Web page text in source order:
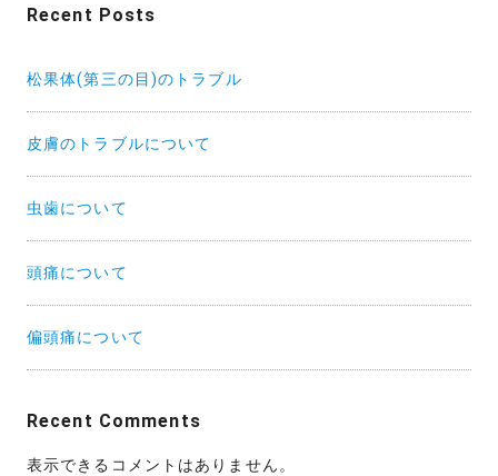
Recent Posts
松果体(第三の目)のトラブル
皮膚のトラブルについて
虫歯について
頭痛について
偏頭痛について
Recent Comments
表示できるコメントはありません。